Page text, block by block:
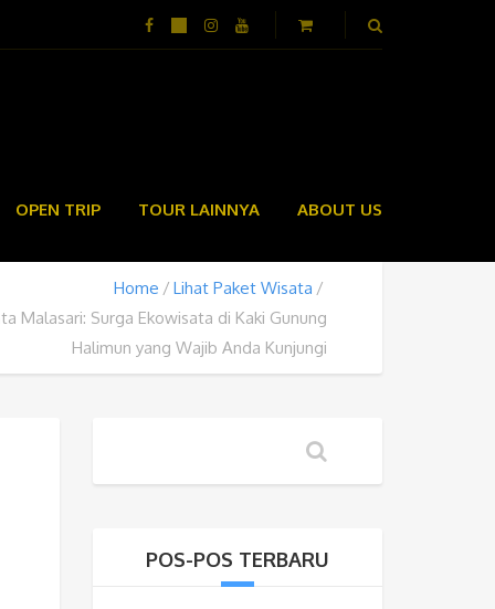
OPEN TRIP TOUR LAINNYA ABOUT US
Home
Lihat Paket Wisata
Malasari: Surga Ekowisata di Kaki Gunung
Halimun yang Wajib Anda Kunjungi
POS-POS TERBARU